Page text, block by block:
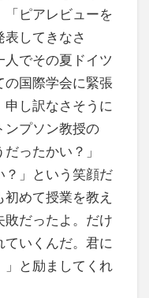
「ピアレビューを
してきなさ
でその夏ドイツ
の国際学会に緊張
申し訳なさそうに
ンプソン教授の
ったかい？」
？」という笑顔だ
めて授業を教え
敗だったよ。だけ
ていくんだ。君に
」と励ましてくれ